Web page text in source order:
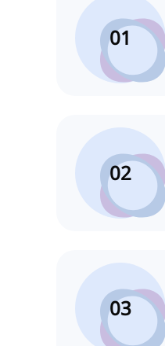
01
02
03